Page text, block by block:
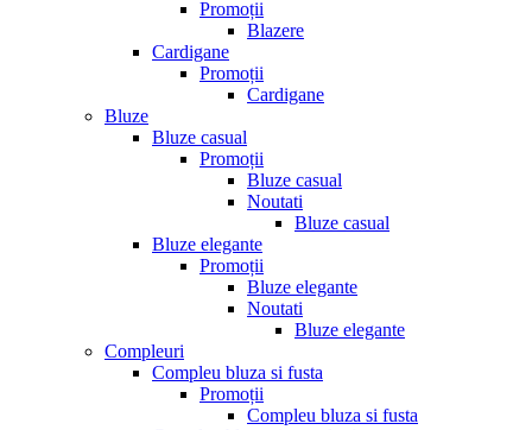
Promoții
Blazere
Cardigane
Promoții
Cardigane
Bluze
Bluze casual
Promoții
Bluze casual
Noutati
Bluze casual
Bluze elegante
Promoții
Bluze elegante
Noutati
Bluze elegante
Compleuri
Compleu bluza si fusta
Promoții
Compleu bluza si fusta